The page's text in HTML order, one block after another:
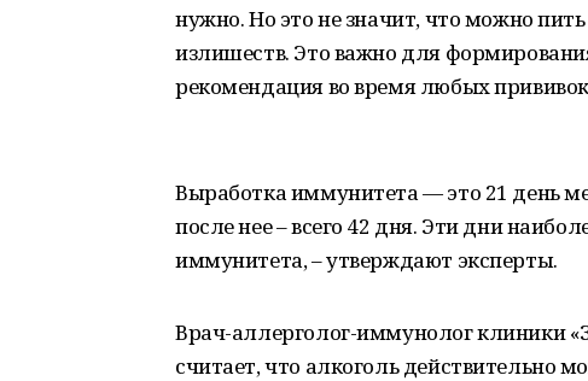
нужно. Но это не значит, что можно
излишеств. Это важно для
рекомендация во время любых
Выработка иммунитета — это 21 день
после нее – всего 42 дня. Эти дни
иммунитета, – утверждают эксперты.
Врач-аллерголог-иммунолог клиники
считает, что алкоголь действительно